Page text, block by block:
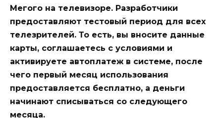
Мегого на телевизоре. Разработчики
предоставляют тестовый период для всех
телезрителей. То есть, вы вносите данные
карты, соглашаетесь с условиями и
активируете автоплатеж в системе, после
чего первый месяц использования
предоставляется бесплатно, а деньги
начинают списываться со следующего
месяца.